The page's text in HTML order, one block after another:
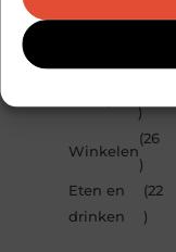
(71
)
Winkelen
(26
)
Eten en
drinken
(22
)